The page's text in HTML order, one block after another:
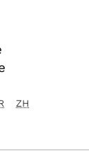
ZH